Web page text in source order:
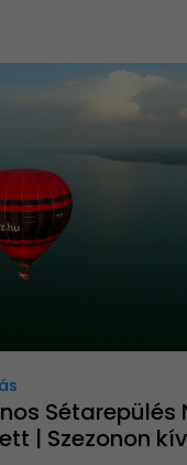
| Szezonon